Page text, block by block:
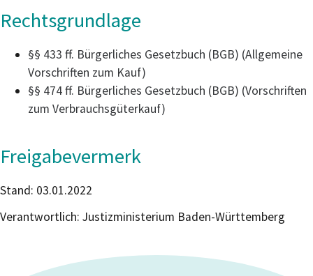
Rechtsgrundlage
§§ 433 ff. Bürgerliches Gesetzbuch (BGB) (Allgemeine
Vorschriften zum Kauf)
§§ 474 ff. Bürgerliches Gesetzbuch (BGB) (Vorschriften
zum Verbrauchsgüterkauf)
Freigabevermerk
Stand: 03.01.2022
Verantwortlich: Justizministerium Baden-Württemberg